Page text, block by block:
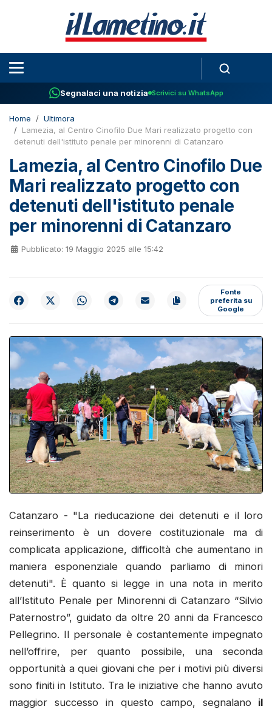
Segnalaci una notizia Scrivici su WhatsApp
Home
Ultimora
Lamezia, al Centro Cinofilo Due Mari realizzato progetto con
detenuti dell'istituto penale per minorenni di Catanzaro
Lamezia, al Centro Cinofilo Due
Mari realizzato progetto con
detenuti dell'istituto penale
per minorenni di Catanzaro
Pubblicato: 19 Maggio 2025 alle 15:42
Fonte
preferita su
Google
Catanzaro - "La rieducazione dei detenuti e il loro
reinserimento è un dovere costituzionale ma di
complicata applicazione, difficoltà che aumentano in
maniera esponenziale quando parliamo di minori
detenuti". È quanto si legge in una nota in merito
all’Istituto Penale per Minorenni di Catanzaro “Silvio
Paternostro”, guidato da oltre 20 anni da Francesco
Pellegrino. Il personale è costantemente impegnato
nell’offrire, per quanto possibile, una seconda
opportunità a quei giovani che per i motivi più diversi
sono finiti in Istituto. Tra le iniziative che hanno avuto
maggior successo in questo campo, segnalano il